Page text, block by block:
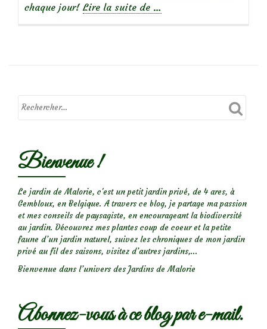
chaque jour! Lire la suite de
Mon
pommetier
…
Bienvenue !
Le jardin de Malorie, c'est un petit jardin privé, de 4 ares, à
Gembloux, en Belgique. A travers ce blog, je partage ma passion
et mes conseils de paysagiste, en encourageant la biodiversité
au jardin. Découvrez mes plantes coup de coeur et la petite
faune d’un jardin naturel, suivez les chroniques de mon jardin
privé au fil des saisons, visitez d’autres jardins,...
Bienvenue dans l’univers des Jardins de Malorie
Abonnez-vous à ce blog par e-mail.